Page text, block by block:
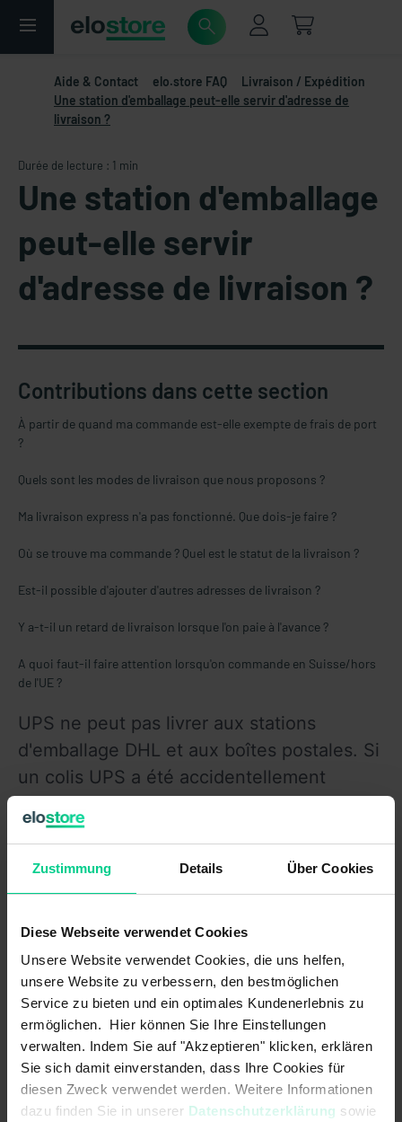
Zustimmung Details Über Cookies
Diese Webseite verwendet Cookies
Unsere Website verwendet Cookies, die uns helfen,
unsere Website zu verbessern, den bestmöglichen
Service zu bieten und ein optimales Kundenerlebnis zu
ermöglichen. Hier können Sie Ihre Einstellungen
verwalten. Indem Sie auf "Akzeptieren" klicken, erklären
Sie sich damit einverstanden, dass Ihre Cookies für
diesen Zweck verwendet werden. Weitere Informationen
dazu finden Sie in unserer Datenschutzerklärung sowie
Aide & Contact elo.store FAQ
Livraison / Expédition
Une station d'emballage peut-elle servir d'adresse de
livraison ?
Durée de lecture : 1 min
Une station d'emballage
peut-elle servir
d'adresse de livraison ?
Contributions dans cette section
À partir de quand ma commande est-elle exempte de frais de port
?
Quels sont les modes de livraison que nous proposons ?
Ma livraison express n'a pas fonctionné. Que dois-je faire ?
Où se trouve ma commande ? Quel est le statut de la livraison ?
Est-il possible d'ajouter d'autres adresses de livraison ?
Y a-t-il un retard de livraison lorsque l'on paie à l'avance ?
A quoi faut-il faire attention lorsqu'on commande en Suisse/hors
de l'UE ?
UPS ne peut pas livrer aux stations
d'emballage DHL et aux boîtes postales. Si
un colis UPS a été accidentellement
une boîte postale, un message d'erreur
apparaîtra dans le suivi.
Thèmes associés
Voir d'autres articles dans :
Général
Bulletin d'information
Inscription / Désinscription